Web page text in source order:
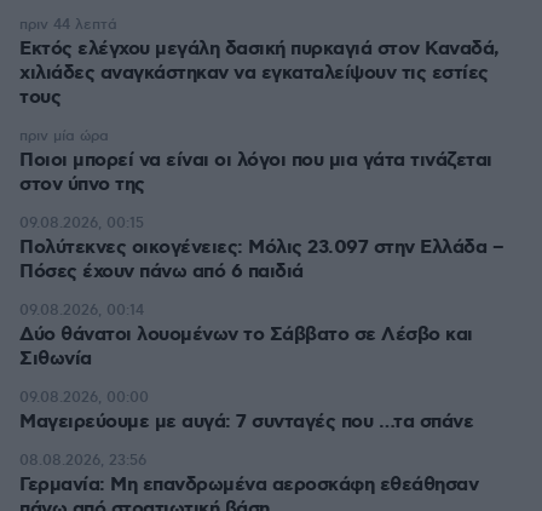
Εκτός ελέγχου μεγάλη δασική πυρκαγιά στον Καναδά,
χιλιάδες αναγκάστηκαν να εγκαταλείψουν τις εστίες
τους
πριν 44 λεπτά
Ποιοι μπορεί να είναι οι λόγοι που μια γάτα τινάζεται
στον ύπνο της
πριν μία ώρα
Πολύτεκνες οικογένειες: Μόλις 23.097 στην Ελλάδα –
Πόσες έχουν πάνω από 6 παιδιά
09.08.2026, 00:15
Δύο θάνατοι λουομένων το Σάββατο σε Λέσβο και
Σιθωνία
09.08.2026, 00:14
Μαγειρεύουμε με αυγά: 7 συνταγές που …τα σπάνε
09.08.2026, 00:00
Γερμανία: Μη επανδρωμένα αεροσκάφη εθεάθησαν
08.08.2026, 23:56